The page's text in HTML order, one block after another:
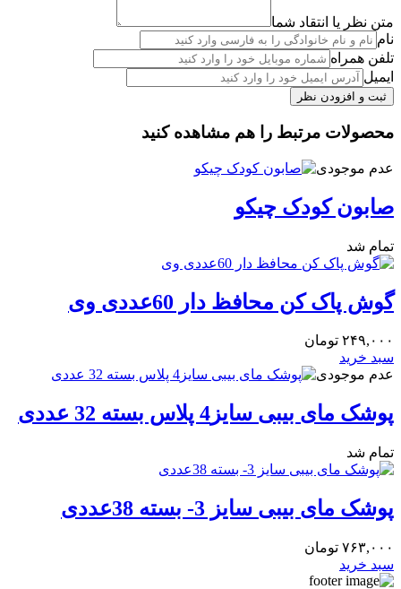
متن نظر یا انتقاد شما
نام
تلفن همراه
ایمیل
محصولات مرتبط را هم مشاهده کنید
عدم موجودی
صابون کودک چیکو
تمام شد
گوش پاک کن محافظ دار 60عددی وی
۲۴۹,۰۰۰ تومان
سبد خرید
عدم موجودی
پوشک مای بیبی سایز4 پلاس بسته 32 عددی
تمام شد
پوشک مای بیبی سایز 3- بسته 38عددی
۷۶۳,۰۰۰ تومان
سبد خرید